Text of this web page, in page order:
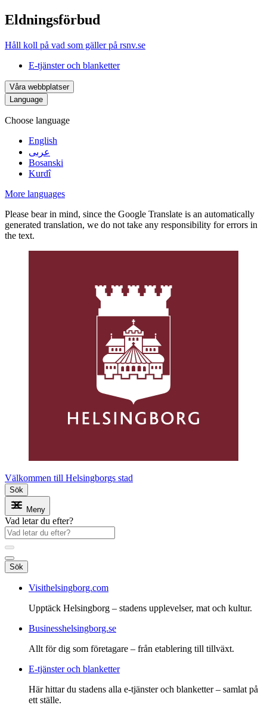
Eldningsförbud
Håll koll på vad som gäller på rsnv.se
E-tjänster och blanketter
Våra webbplatser
Language
Choose language
English
عربى
Bosanski
Kurdî
More languages
Please bear in mind, since the Google Translate is an automatically
generated translation, we do not take any responsibility for errors in
the text.
Välkommen till Helsingborgs stad
Sök
Meny
Vad letar du efter?
Sök
Visithelsingborg.com
Upptäck Helsingborg – stadens upplevelser, mat och kultur.
Businesshelsingborg.se
Allt för dig som företagare – från etablering till tillväxt.
E-tjänster och blanketter
Här hittar du stadens alla e-tjänster och blanketter – samlat på
ett ställe.